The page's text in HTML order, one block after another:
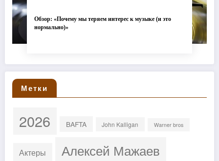
Обзор: «Почему мы теряем интерес к музыке (и это
нормально)»
Метки
2026 BAFTA John Kalligan Warner bros
Актеры Алексей Мажаев